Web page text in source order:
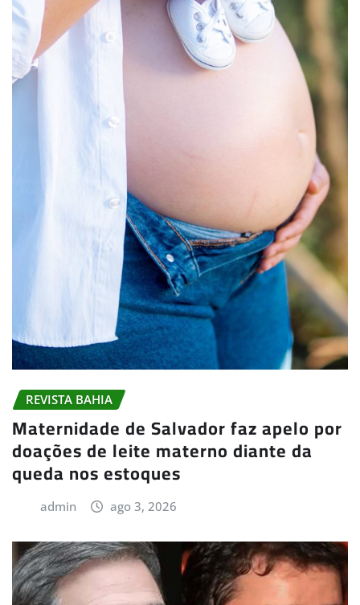
REVISTA BAHIA
Maternidade de Salvador faz apelo por
doações de leite materno diante da
queda nos estoques
admin ago 3, 2026